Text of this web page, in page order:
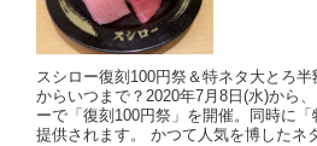
スシロー復刻100円祭＆特ネタ大とろ
からいつまで？2020年7月8日(水)から
ーで「復刻100円祭」を開催。同時に
提供されます。 かつて人気を博したネ